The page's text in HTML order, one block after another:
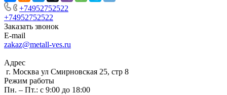
+74952752522
+74952752522
Заказать звонок
E-mail
zakaz@metall-ves.ru
Адрес
г. Москва ул Смирновская 25, стр 8
Режим работы
Пн. – Пт.: с 9:00 до 18:00